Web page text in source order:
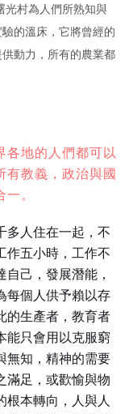
光村為人們所熟知與
的溫床，它將曾經的
動力，所有的農業都
各地的人們都可以
有教義，政治與國
。
多人住在一起，不
作五小時，工作不
己，發展潛能，
每個人供予賴以存
的生產者，教育者
能只會用以克服窮
無知，精神的需要
滿足，或歡愉與物
根本轉向，人與人